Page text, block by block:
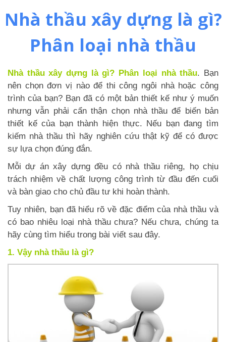
Nhà thầu xây dựng là gì?
Phân loại nhà thầu
Nhà thầu xây dựng là gì? Phân loại nhà thầu. Bạn
nên chọn đơn vị nào để thi công ngôi nhà hoặc công
trình của bạn? Bạn đã có một bản thiết kế như ý muốn
nhưng vẫn phải cẩn thận chọn nhà thầu để biến bản
thiết kế của bạn thành hiện thực. Nếu bạn đang tìm
kiếm nhà thầu thì hãy nghiên cứu thật kỹ để có được
sự lựa chọn đúng đắn.
Mỗi dự án xây dựng đều có nhà thầu riêng, họ chịu
trách nhiệm về chất lượng công trình từ đầu đến cuối
và bàn giao cho chủ đầu tư khi hoàn thành.
Tuy nhiên, bạn đã hiểu rõ về đặc điểm của nhà thầu và
có bao nhiêu loại nhà thầu chưa? Nếu chưa, chúng ta
hãy cùng tìm hiểu trong bài viết sau đây.
1. Vậy nhà thầu là gì?